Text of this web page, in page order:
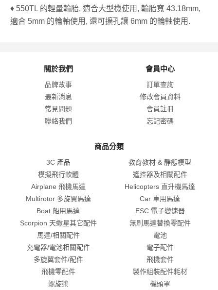
♦ 550TL 的輕量輪胎, 適合大型機使用, 輪胎寬 43.18mm,
適合 5mm 的輪軸使用, 還可擴孔讓 6mm 的輪軸使用.
關於我們
品牌故事
最新消息
常見問題
聯絡我們
會員中心
訂單查詢
修改會員資料
會員註冊
忘記密碼
商品分類
3C 產品
教育教材 & 靜態模型
模擬飛行軟體
遙控器及相關配件
Airplane 飛機馬達
Helicopters 直升機馬達
Multirotor 多旋翼馬達
Car 車用馬達
Boat 船用馬達
ESC 電子變速器
Scorpion 天蠍星其它配件
無刷馬達替換零配件
馬達/相關配件
電池
充電器/電池相關配件
電子配件
多旋翼套件/配件
飛機套件
飛機零配件
製作組裝配件耗材
螺旋槳
機頭罩